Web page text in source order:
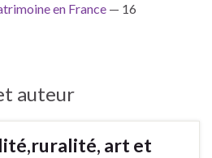
en France — 16
auteur
art et